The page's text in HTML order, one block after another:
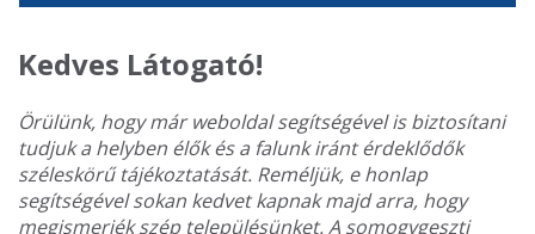
Kedves Látogató!
Örülünk, hogy már weboldal segítségével is biztosítani
tudjuk a helyben élők és a falunk iránt érdeklődők
széleskörű tájékoztatását. Reméljük, e honlap
segítségével sokan kedvet kapnak majd arra, hogy
megismerjék szép településünket. A somogygeszti